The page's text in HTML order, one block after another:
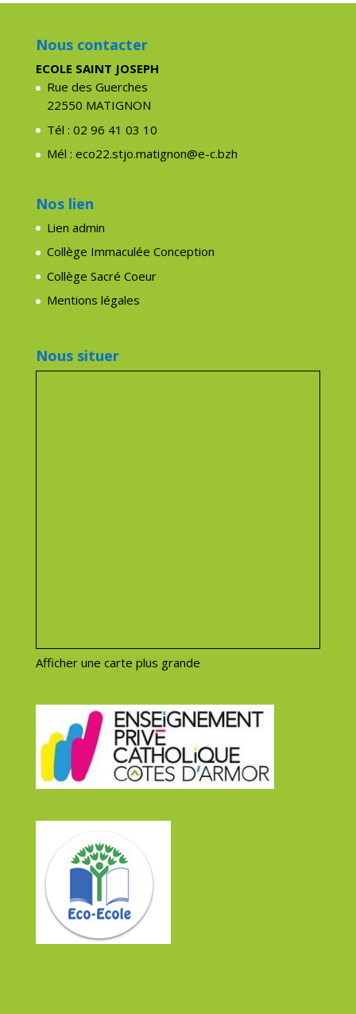
Nous contacter
ECOLE SAINT JOSEPH
Rue des Guerches
22550 MATIGNON
Tél : 02 96 41 03 10
Mél : eco22.stjo.matignon@e-c.bzh
Nos lien
Lien admin
Collège Immaculée Conception
Collège Sacré Coeur
Mentions légales
Nous situer
Afficher une carte plus grande